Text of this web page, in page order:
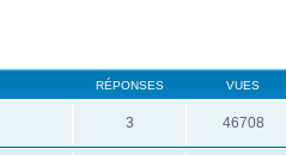
RÉPONSES VUES
3 46708